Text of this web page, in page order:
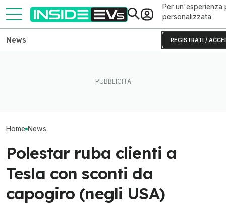
Per un'esperienza
personalizzata
REGISTRATI /
News
Home News
Polestar ruba clienti a
Tesla con sconti da
capogiro (negli USA)